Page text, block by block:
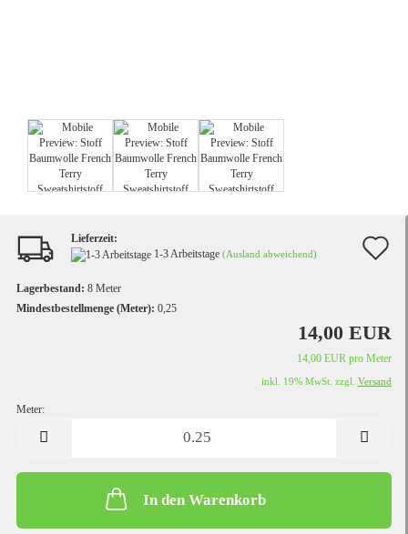
Lieferzeit:
1-3 Arbeitstage (Ausland abweichend)
Lagerbestand: 8 Meter
Mindestbestellmenge (Meter): 0,25
14,00 EUR
14,00 EUR pro Meter
inkl. 19% MwSt. zzgl. Versand
Meter:
In den Warenkorb